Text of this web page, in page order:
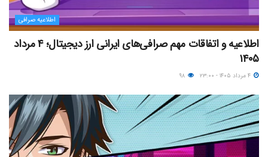
اطلاعیه صرافی
اطلاعیه و اتفاقات مهم صرافی‌های ایرانی ارز دیجیتال؛ ۴ مرداد
۱۴۰۵